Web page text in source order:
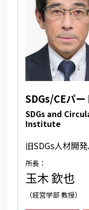
SDGs/CEパ
SDGs and
Institute
旧SDGs人材開
所長：
玉木 欽也
（経営学部 教授）